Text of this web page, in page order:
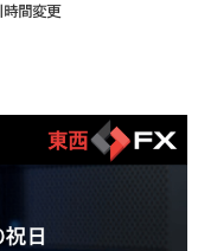
時間変更